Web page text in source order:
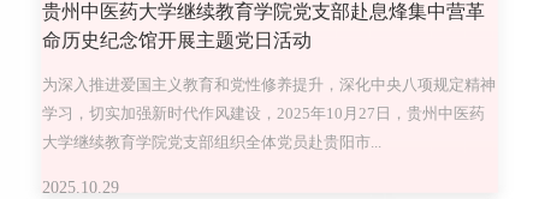
贵州中医药大学继续教育学院党支部赴息烽集中营革
命历史纪念馆开展主题党日活动
为深入推进爱国主义教育和党性修养提升，深化中央八项规定精神
学习，切实加强新时代作风建设，2025年10月27日，贵州中医药
大学继续教育学院党支部组织全体党员赴贵阳市...
2025.10.29